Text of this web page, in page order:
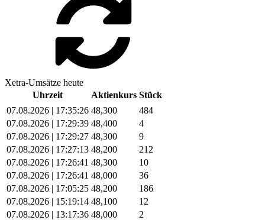
Xetra-Umsätze heute
Uhrzeit
Aktienkurs Stück
07.08.2026 | 17:35:26 48,300
484
07.08.2026 | 17:29:39 48,400
4
07.08.2026 | 17:29:27 48,300
9
07.08.2026 | 17:27:13 48,200
212
07.08.2026 | 17:26:41 48,300
10
07.08.2026 | 17:26:41 48,000
36
07.08.2026 | 17:05:25 48,200
186
07.08.2026 | 15:19:14 48,100
12
07.08.2026 | 13:17:36 48,000
2